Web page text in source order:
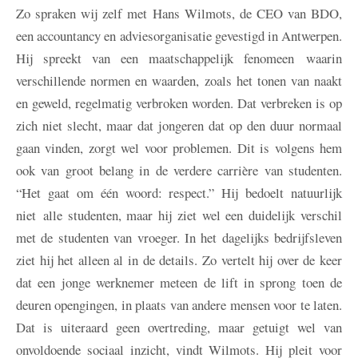
Zo spraken wij zelf met Hans Wilmots, de CEO van BDO,
een accountancy en adviesorganisatie gevestigd in Antwerpen.
Hij spreekt van een maatschappelijk fenomeen waarin
verschillende normen en waarden, zoals het tonen van naakt
en geweld, regelmatig verbroken worden. Dat verbreken is op
zich niet slecht, maar dat jongeren dat op den duur normaal
gaan vinden, zorgt wel voor problemen. Dit is volgens hem
ook van groot belang in de verdere carrière van studenten.
“Het gaat om één woord: respect.” Hij bedoelt natuurlijk
niet alle studenten, maar hij ziet wel een duidelijk verschil
met de studenten van vroeger. In het dagelijks bedrijfsleven
ziet hij het alleen al in de details. Zo vertelt hij over de keer
dat een jonge werknemer meteen de lift in sprong toen de
deuren opengingen, in plaats van andere mensen voor te laten.
Dat is uiteraard geen overtreding, maar getuigt wel van
onvoldoende sociaal inzicht, vindt Wilmots. Hij pleit voor